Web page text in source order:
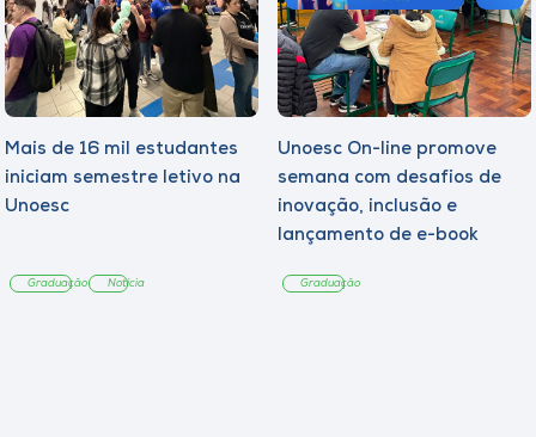
Mais de 16 mil estudantes
iniciam semestre letivo na
Unoesc
Graduação Notícia
Unoesc On-line promove
semana com desafios de
inovação, inclusão e
lançamento de e-book
Graduação